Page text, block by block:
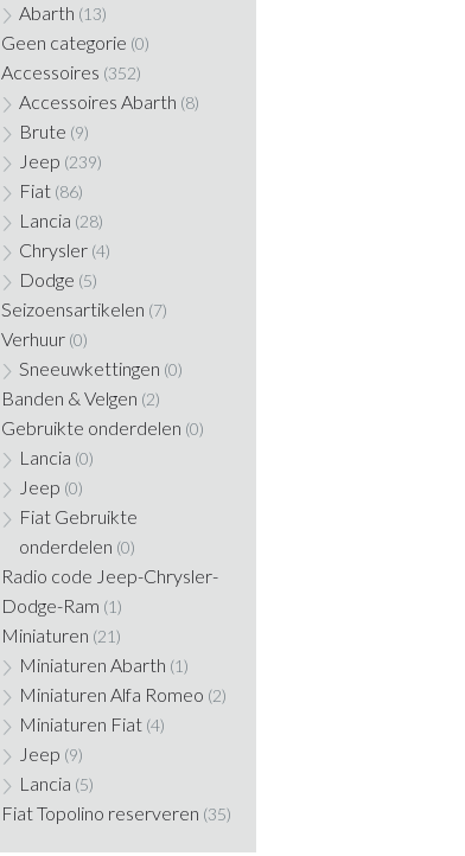
Abarth (13)
Geen categorie (0)
Accessoires (352)
Accessoires Abarth (8)
Brute (9)
Jeep (239)
Fiat (86)
Lancia (28)
Chrysler (4)
Dodge (5)
Seizoensartikelen (7)
Verhuur (0)
Sneeuwkettingen (0)
Banden & Velgen (2)
Gebruikte onderdelen (0)
Lancia (0)
Jeep (0)
Fiat Gebruikte
onderdelen (0)
Radio code Jeep-Chrysler-
Dodge-Ram (1)
Miniaturen (21)
Miniaturen Abarth (1)
Miniaturen Alfa Romeo (2)
Miniaturen Fiat (4)
Jeep (9)
Lancia (5)
Fiat Topolino reserveren (35)